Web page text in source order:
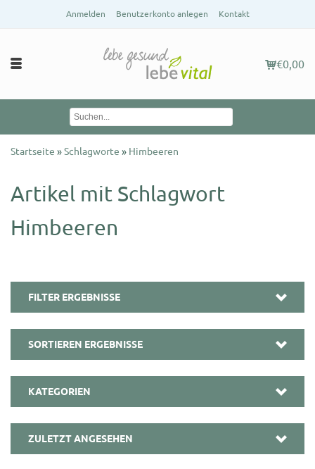
Anmelden Benutzerkonto anlegen Kontakt
€0,00
Startseite »Schlagworte » Himbeeren
Artikel mit Schlagwort
Himbeeren
FILTER ERGEBNISSE
SORTIEREN ERGEBNISSE
KATEGORIEN
ZULETZT ANGESEHEN